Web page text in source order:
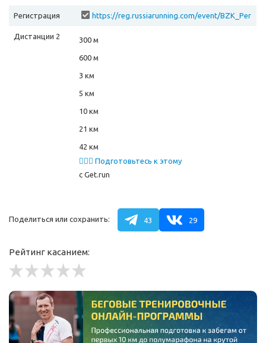
Регистрация
https://reg.russiarunning.com/event/BZK_Per
Дистанции 2
300 м
600 м
3 км
5 км
10 км
21 км
42 км
🏃🏻‍♂️ Подготовьтесь к этому
забегу
с Get.run
Поделиться или сохранить: 43 29
Рейтинг касанием: